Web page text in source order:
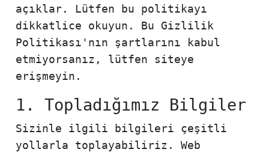
açıklar. Lütfen bu politikayı
dikkatlice okuyun. Bu Gizlilik
Politikası'nın şartlarını kabul
etmiyorsanız, lütfen siteye
erişmeyin.
1. Topladığımız Bilgiler
Sizinle ilgili bilgileri çeşitli
yollarla toplayabiliriz. Web